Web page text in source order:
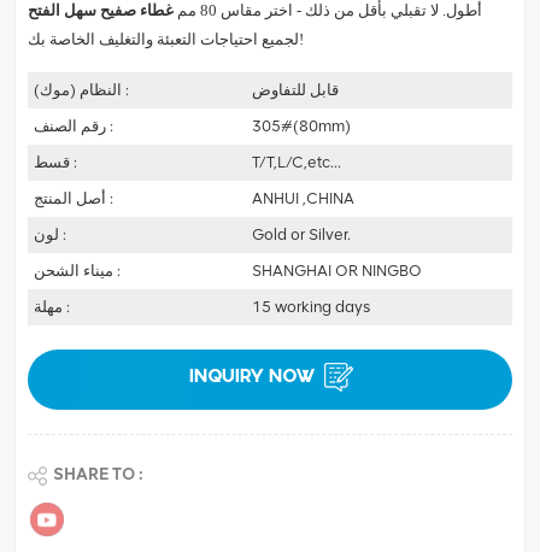
أطول. لا تقبلي بأقل من ذلك - اختر مقاس 80 مم
غطاء صفيح سهل الفتح
لجميع احتياجات التعبئة والتغليف الخاصة بك!
النظام (موك) :
قابل للتفاوض
رقم الصنف :
305#(80mm)
قسط :
T/T,L/C,etc...
أصل المنتج :
ANHUI ,CHINA
لون :
Gold or Silver.
ميناء الشحن :
SHANGHAI OR NINGBO
مهلة :
15 working days
INQUIRY NOW
SHARE TO :